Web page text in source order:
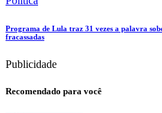
Programa de Lula traz 31 vezes a palavra
fracassadas
Publicidade
Recomendado para você